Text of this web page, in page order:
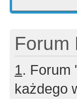
Forum
1. Forum
każdego